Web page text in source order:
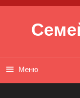
Перейти к
Меню